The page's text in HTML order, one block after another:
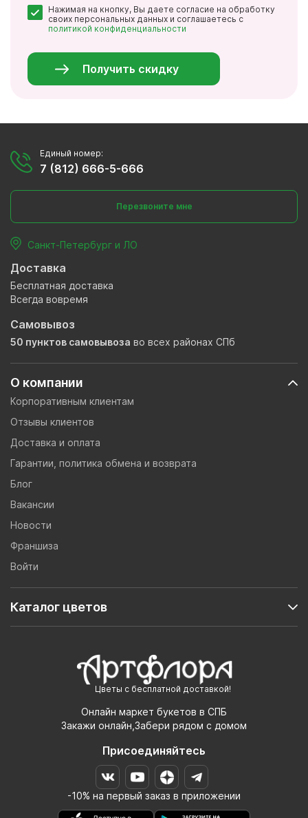
*
Нажимая на кнопку, Вы даете согласие на обработку
своих персональных данных и соглашаетесь с
политикой конфиденциальности
Получить скидку
Цветы с бесплатной доставкой!
Онлайн маркет букетов в СПБ
Закажи онлайн,Забери рядом с домом
Присоединяйтесь
-10% на первый заказ в приложении
О компании
Корпоративным клиентам
Отзывы клиентов
Доставка и оплата
Гарантии, политика обмена и возврата
Блог
Вакансии
Новости
Франшиза
Войти
Каталог цветов
Единый номер:
7 (812) 666-5-666
Перезвоните мне
Санкт-Петербург и ЛО
Доставка
Бесплатная доставка
Всегда вовремя
Самовывоз
50 пунктов самовывоза во всех районах СПб